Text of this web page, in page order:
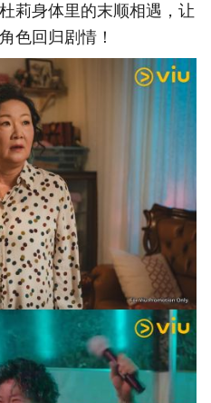
莉身体里的末顺相遇，让
色回归剧情！